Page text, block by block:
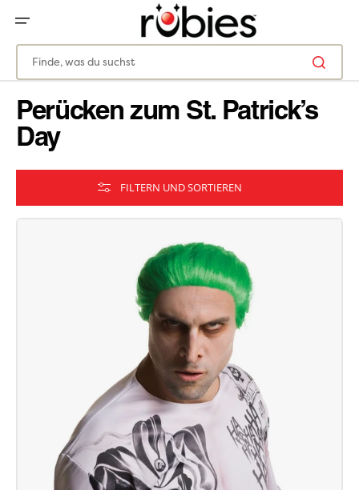
INHALT
SPRINGEN
Finde, was du suchst
Perücken zum St. Patrick’s
Day
FILTERN UND SORTIEREN